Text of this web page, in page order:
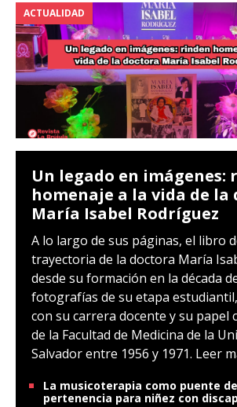
ACTUALIDAD
Un legado en imágenes:
homenaje a la vida de la
María Isabel Rodríguez
A lo largo de sus páginas, el libro
trayectoria de la doctora María
desde su formación en la década
fotografías de su etapa
con su carrera docente y su papel
de la Facultad de Medicina de la
Salvador entre 1956 y 1971. Leer
La musicoterapia como puente
pertenencia para niñez con